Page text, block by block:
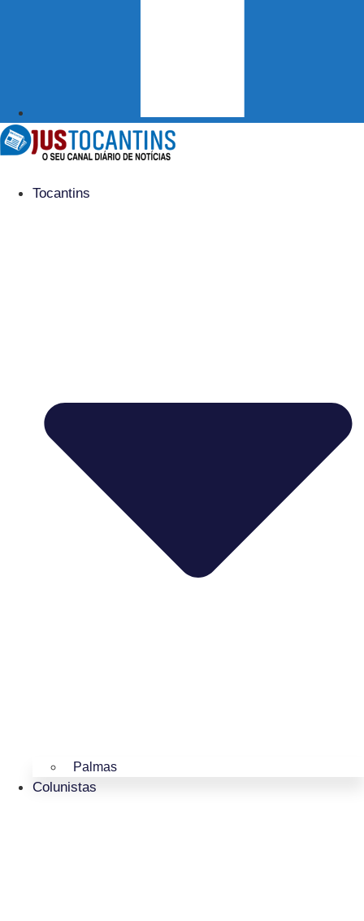
Tocantins
Palmas
Colunistas